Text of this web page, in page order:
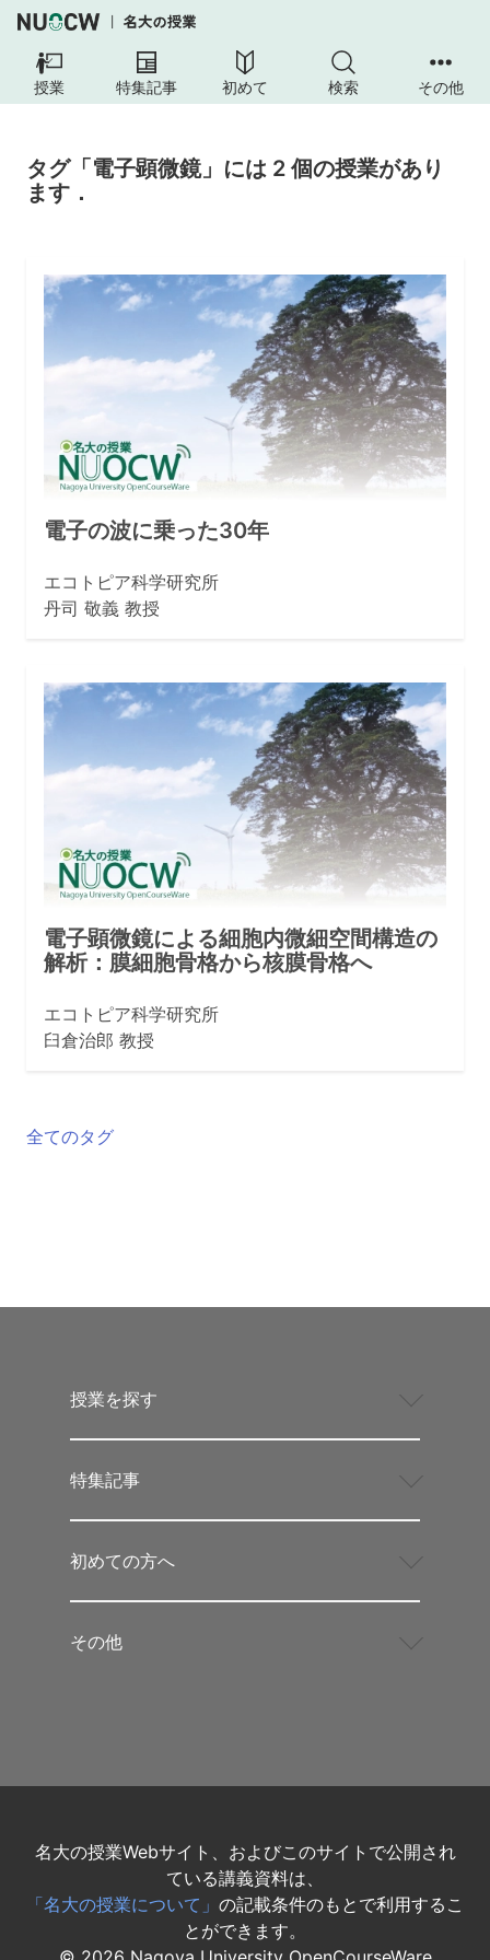
授業 特集記事 初めて 検索 その他
タグ「電子顕微鏡」には 2 個の授業があり
ます．
電子の波に乗った30年
エコトピア科学研究所
丹司 敬義 教授
電子顕微鏡による細胞内微細空間構造の
解析：膜細胞骨格から核膜骨格へ
エコトピア科学研究所
臼倉治郎 教授
全てのタグ
授業を探す
特集記事
初めての方へ
その他
名大の授業Webサイト、およびこのサイトで公開され
ている講義資料は、
「名大の授業について」 の記載条件のもとで利用するこ
とができます。